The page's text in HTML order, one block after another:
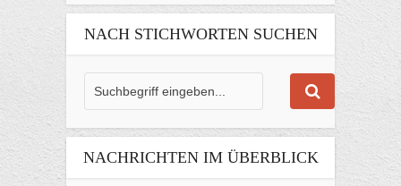
NACH STICHWORTEN SUCHEN
NACHRICHTEN IM ÜBERBLICK